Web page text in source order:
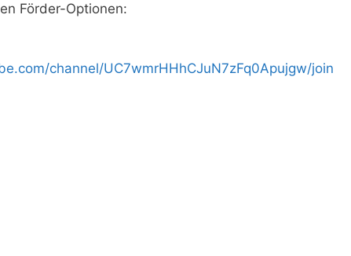
Förder-Optionen:
channel/UC7wmrHHhCJuN7zFq0Apujgw/join